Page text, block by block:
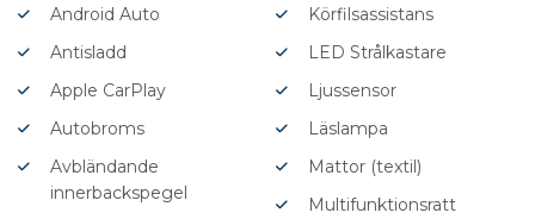
Android Auto
Antisladd
Apple CarPlay
Autobroms
Avbländande
innerbackspegel
Körfilsassistans
LED Strålkastare
Ljussensor
Läslampa
Mattor (textil)
Multifunktionsratt